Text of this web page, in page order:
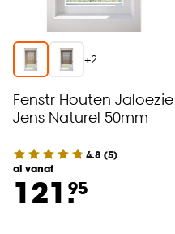
+2
Fenstr Houten Jaloezie
Jens Naturel 50mm
4.8 (5)
al vanaf
121.95